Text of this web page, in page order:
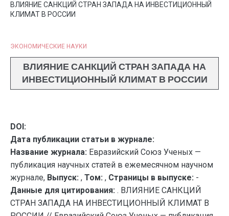
ВЛИЯНИЕ САНКЦИЙ СТРАН ЗАПАДА НА ИНВЕСТИЦИОННЫЙ
КЛИМАТ В РОССИИ
ЭКОНОМИЧЕСКИЕ НАУКИ
ВЛИЯНИЕ САНКЦИЙ СТРАН ЗАПАДА НА
ИНВЕСТИЦИОННЫЙ КЛИМАТ В РОССИИ
DOI:
Дата публикации статьи в журнале:
Название журнала: Евразийский Союз Ученых —
публикация научных статей в ежемесячном научном
журнале, Выпуск: , Том: , Страницы в выпуске: -
Данные для цитирования: . ВЛИЯНИЕ САНКЦИЙ
СТРАН ЗАПАДА НА ИНВЕСТИЦИОННЫЙ КЛИМАТ В